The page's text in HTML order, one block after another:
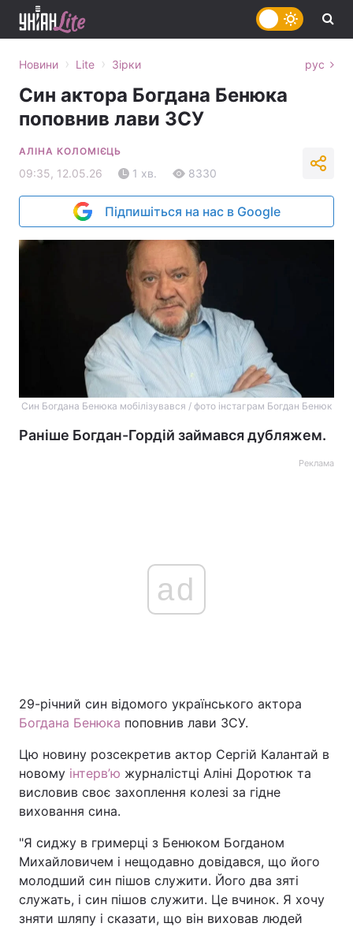
Головна Війна
Україна
Економіка Світ
Спорт Наука
Техно і зв'язок Лайт
Новини › Lite › Зірки рус
Син актора Богдана Бенюка
поповнив лави ЗСУ
АЛІНА КОЛОМІЄЦЬ
09:35, 12.05.26 1 хв. 8330
Підпишіться на нас в Google
Син Богдана Бенюка мобілізувався / фото інстаграм Богдан Бенюк
Раніше Богдан-Гордій займався дубляжем.
Реклама
ad
29-річний син відомого українського актора
Богдана Бенюка поповнив лави ЗСУ.
Цю новину розсекретив актор Сергій Калантай в
новому інтерв’ю журналістці Аліні Доротюк та
висловив своє захоплення колезі за гідне
виховання сина.
"Я сиджу в гримерці з Бенюком Богданом
Михайловичем і нещодавно довідався, що його
молодший син пішов служити. Його два зяті
служать, і син пішов служити. Це вчинок. Я хочу
зняти шляпу і сказати, що він виховав людей